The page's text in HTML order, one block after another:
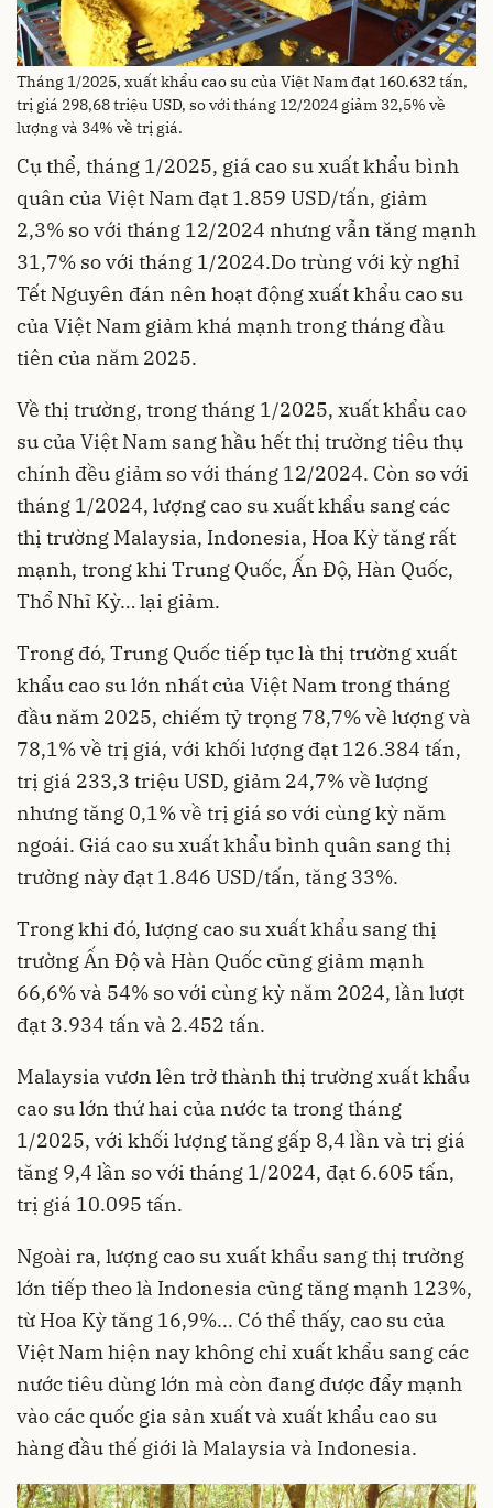
Tháng 1/2025, xuất khẩu cao su của Việt Nam đạt 160.632 tấn,
trị giá 298,68 triệu USD, so với tháng 12/2024 giảm 32,5% về
lượng và 34% về trị giá.
Cụ thể, tháng 1/2025, giá cao su xuất khẩu bình
quân của Việt Nam đạt 1.859 USD/tấn, giảm
2,3% so với tháng 12/2024 nhưng vẫn tăng mạnh
31,7% so với tháng 1/2024.Do trùng với kỳ nghỉ
Tết Nguyên đán nên hoạt động xuất khẩu cao su
của Việt Nam giảm khá mạnh trong tháng đầu
tiên của năm 2025.
Về thị trường, trong tháng 1/2025, xuất khẩu cao
su của Việt Nam sang hầu hết thị trường tiêu thụ
chính đều giảm so với tháng 12/2024. Còn so với
tháng 1/2024, lượng cao su xuất khẩu sang các
thị trường Malaysia, Indonesia, Hoa Kỳ tăng rất
mạnh, trong khi Trung Quốc, Ấn Độ, Hàn Quốc,
Thổ Nhĩ Kỳ… lại giảm.
Trong đó, Trung Quốc tiếp tục là thị trường xuất
khẩu cao su lớn nhất của Việt Nam trong tháng
đầu năm 2025, chiếm tỷ trọng 78,7% về lượng và
78,1% về trị giá, với khối lượng đạt 126.384 tấn,
trị giá 233,3 triệu USD, giảm 24,7% về lượng
nhưng tăng 0,1% về trị giá so với cùng kỳ năm
ngoái. Giá cao su xuất khẩu bình quân sang thị
trường này đạt 1.846 USD/tấn, tăng 33%.
Trong khi đó, lượng cao su xuất khẩu sang thị
trường Ấn Độ và Hàn Quốc cũng giảm mạnh
66,6% và 54% so với cùng kỳ năm 2024, lần lượt
đạt 3.934 tấn và 2.452 tấn.
Malaysia vươn lên trở thành thị trường xuất khẩu
cao su lớn thứ hai của nước ta trong tháng
1/2025, với khối lượng tăng gấp 8,4 lần và trị giá
tăng 9,4 lần so với tháng 1/2024, đạt 6.605 tấn,
trị giá 10.095 tấn.
Ngoài ra, lượng cao su xuất khẩu sang thị trường
lớn tiếp theo là Indonesia cũng tăng mạnh 123%,
từ Hoa Kỳ tăng 16,9%... Có thể thấy, cao su của
Việt Nam hiện nay không chỉ xuất khẩu sang các
nước tiêu dùng lớn mà còn đang được đẩy mạnh
vào các quốc gia sản xuất và xuất khẩu cao su
hàng đầu thế giới là Malaysia và Indonesia.